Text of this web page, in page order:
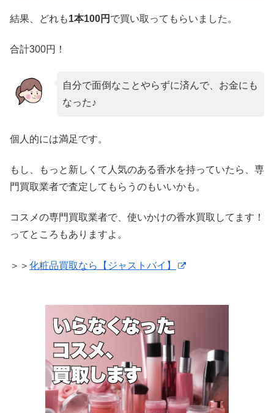
結果、どれも1本100円 で買い取ってもらいました。
合計300円！
自分で面倒なことやらずに済んで、お金にも
なった♪
個人的には満足です。
もし、もっと新しくて人気のある香水を持っていたら、専
門買取業者で査定してもらうのもいいかも。
コスメの専門買取業者で、使いかけの香水買取してます！
ってところもありますよ。
＞＞ 化粧品買取なら【ジャストバイ】